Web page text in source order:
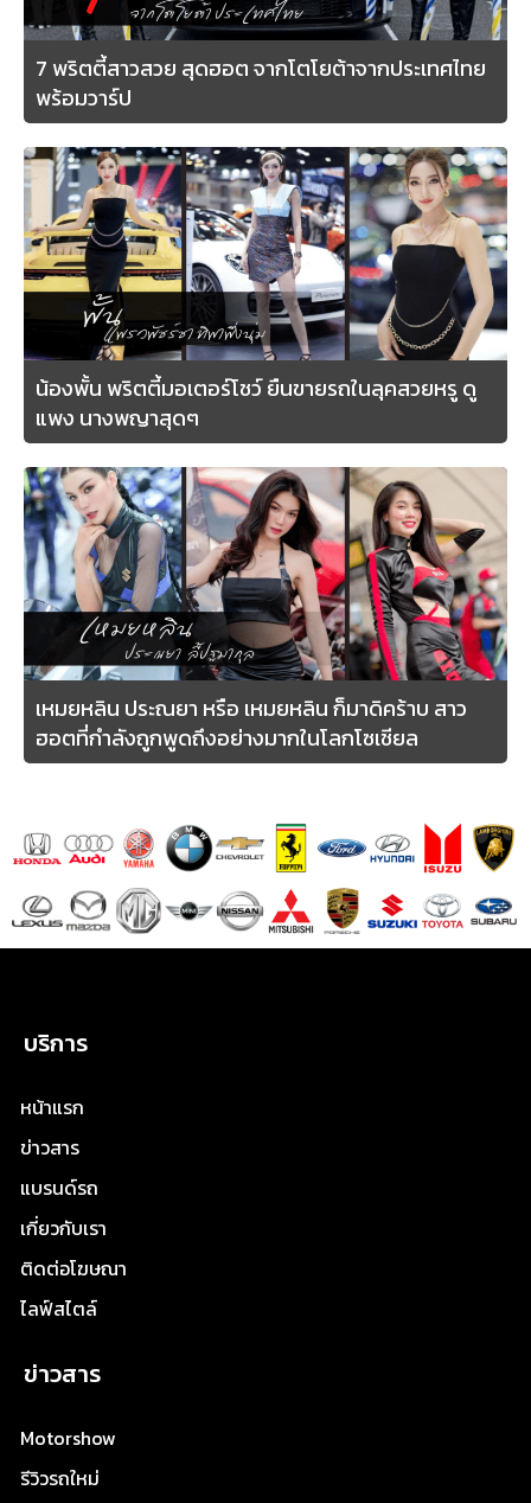
7 พริตตี้สาวสวย สุดฮอต จากโตโยต้าจากประเทศไทย
พร้อมวาร์ป
น้องพั้น พริตตี้มอเตอร์โชว์ ยืนขายรถในลุคสวยหรู ดู
แพง นางพญาสุดๆ
เหมยหลิน ประณยา หรือ เหมยหลิน ก็มาดิคร้าบ สาว
ฮอตที่กำลังถูกพูดถึงอย่างมากในโลกโซเชียล
บริการ
หน้าแรก
ข่าวสาร
แบรนด์รถ
เกี่ยวกับเรา
ติดต่อโฆษณา
ไลฟ์สไตล์
ข่าวสาร
Motorshow
รีวิวรถใหม่